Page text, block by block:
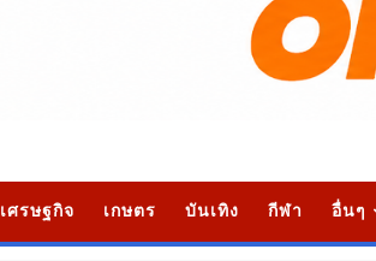
เศรษฐกิจ เกษตร บันเทิง กีฬา อื่นๆ